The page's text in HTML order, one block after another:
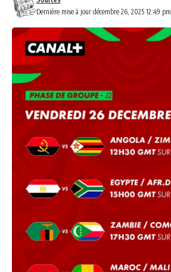
Dernière mise à jour décembre 26, 2025 12:49 pm